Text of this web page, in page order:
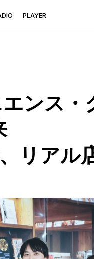
DIO PLAYER
ンス・
リアル